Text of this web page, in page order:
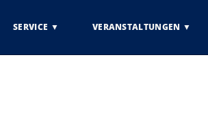
SERVICE VERANSTALTUNGEN